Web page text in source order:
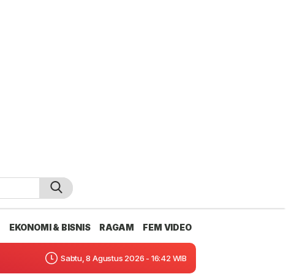
EKONOMI & BISNIS RAGAM FEM VIDEO
Sabtu, 8 Agustus 2026 - 16:42 WIB